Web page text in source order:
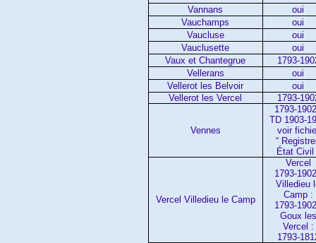
Vannans
oui
Vauchamps
oui
Vaucluse
oui
Vauclusette
oui
Vaux et Chantegrue
1793-
Vellerans
oui
Vellerot les Belvoir
oui
Vellerot les Vercel
1793-
Vennes
1793-
TD 1903-
voir
“
État Civil
Vercel Villedieu le Camp
Vercel
1793-
Villedieu
Camp :
1793-
Goux les
Vercel :
1793-